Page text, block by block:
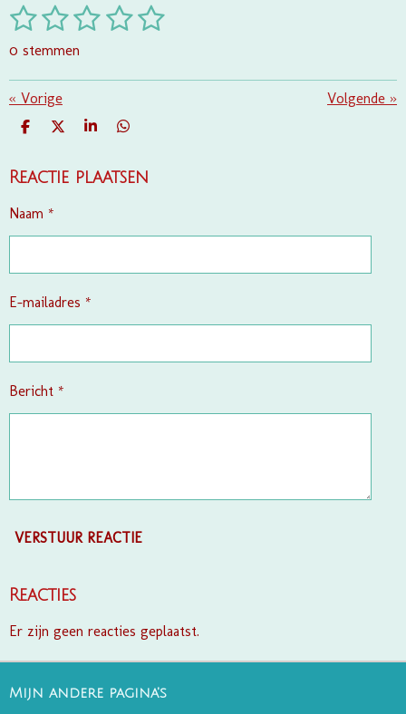
R
t
i
n
0
s
t
e
r
e
1
s
t
e
2
s
t
e
r
r
e
n
3
s
t
r
e
4
t
r
e
5
t
r
e
S
m
0 stemmen
« Vorige Volgende »
D
E
D
L
S
R
D
E
Reactie plaatsen
Naam *
E-mailadres *
Bericht *
VERSTUUR REACTIE
Reacties
Er zijn geen reacties geplaatst.
Mijn andere pagina's